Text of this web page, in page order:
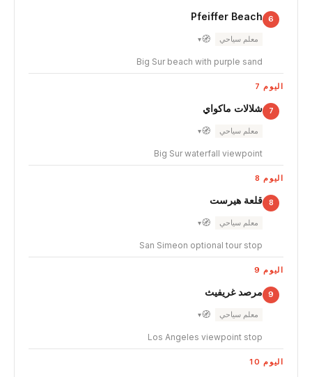
6
Pfeiffer Beach
معلم سياحي 🧭
▾
Big Sur beach with purple sand
اليوم 7
7 شلالات ماكواي
معلم سياحي 🧭
▾
Big Sur waterfall viewpoint
اليوم 8
8 قلعة هيرست
معلم سياحي 🧭
▾
San Simeon optional tour stop
اليوم 9
9 مرصد غريفيث
معلم سياحي 🧭
▾
Los Angeles viewpoint stop
اليوم 10